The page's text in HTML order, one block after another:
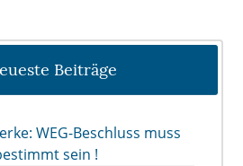
Beiträge
WEG-Beschluss muss
sein !